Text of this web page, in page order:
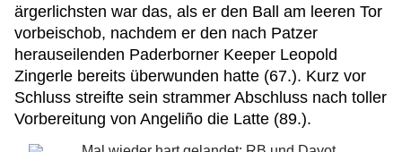
ärgerlichsten war das, als er den Ball am leeren Tor
vorbeischob, nachdem er den nach Patzer
herauseilenden Paderborner Keeper Leopold
Zingerle bereits überwunden hatte (67.). Kurz vor
Schluss streifte sein strammer Abschluss nach toller
Vorbereitung von Angeliño die Latte (89.).